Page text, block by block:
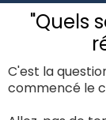
"Quels
C'est la
commencé le